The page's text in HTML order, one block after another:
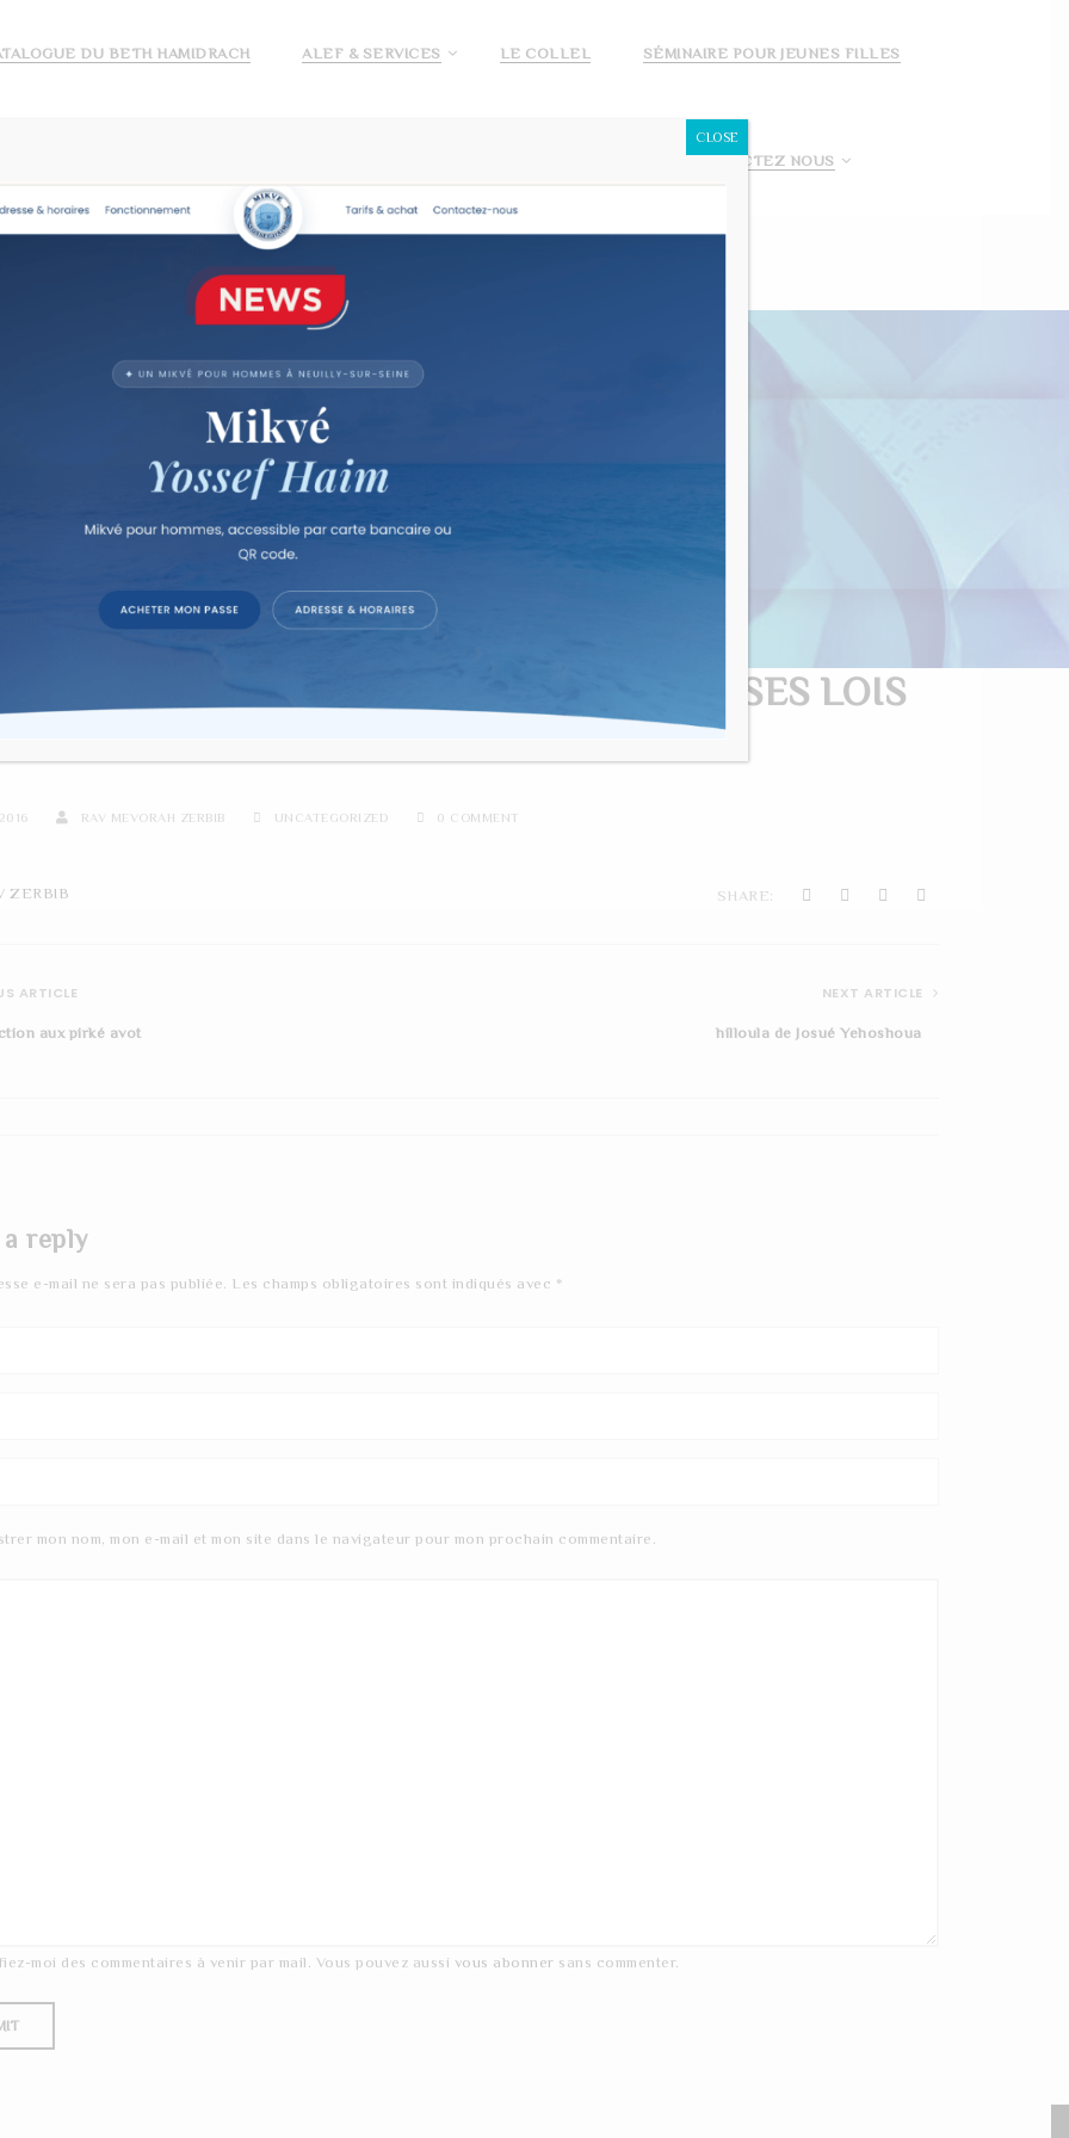
DU BETH HAMIDRACH ALEF & SERVICES LE COLLEL SÉMINAIRE POUR JEUNES FILLES
CONTACTEZ NOUS
d'étude sur texte dans la convivialité"
LESHABEAH LA BELLE LOUANGE, SES LOIS
RAV MEVORAH ZERBIB UNCATEGORIZED 0 COMMENT
ZERBIB SHARE:
ARTICLE
aux pirké avot
NEXT ARTICLE
hilloula de Josué Yehoshoua
a reply
e-mail ne sera pas publiée. Les champs obligatoires sont indiqués avec *
mon nom, mon e-mail et mon site dans le navigateur pour mon prochain commentaire.
moi des commentaires à venir par mail. Vous pouvez aussi vous abonner sans commenter.
CLOSE